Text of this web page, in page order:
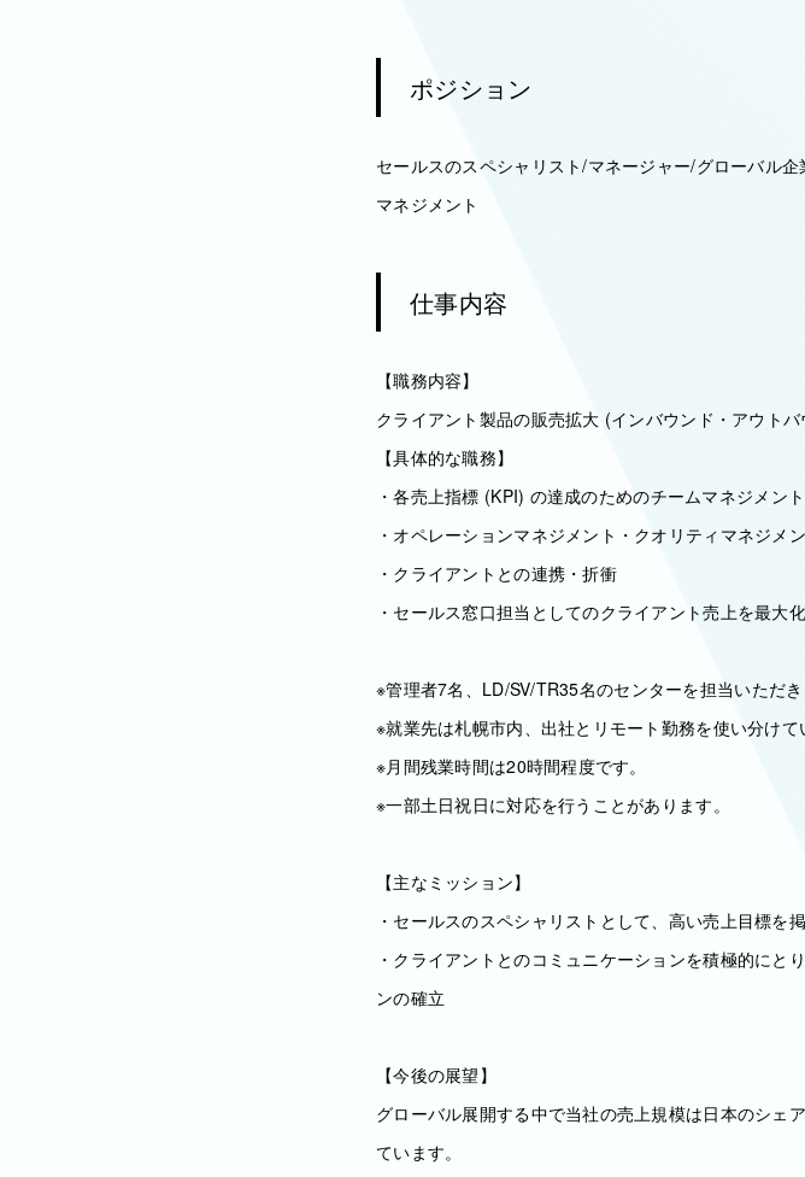
ポジション
セールスのスペシャリスト/マネージャー/グローバル
マネジメント
仕事内容
【職務内容】
クライアント製品の販売拡大 (インバウンド・アウト
【具体的な職務】
・各売上指標 (KPI) の達成のためのチームマネジメン
・オペレーションマネジメント・クオリティマネジメ
・クライアントとの連携・折衝
・セールス窓口担当としてのクライアント売上を最大
※管理者7名、LD/SV/TR35名のセンターを担当いただき
※就業先は札幌市内、出社とリモート勤務を使い分けて
※月間残業時間は20時間程度です。
※一部土日祝日に対応を行うことがあります。
【主なミッション】
・セールスのスペシャリストとして、高い売上目標を
・クライアントとのコミュニケーションを積極的にと
ンの確立
【今後の展望】
グローバル展開する中で当社の売上規模は日本のシェ
ています。